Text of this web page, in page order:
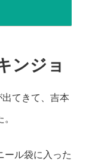
ンジョ
てきて、吉本
ール袋に入った